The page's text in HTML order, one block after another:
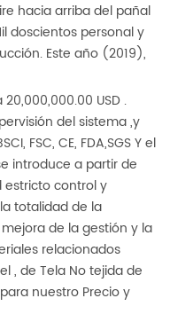
hacia arriba del pañal
doscientos personal y
Este año (2019),
20,000,000.00 USD .
del sistema ,y
FSC, CE, FDA,SGSY el
introduce a partir de
control y
totalidad de la
de la gestión y la
relacionados
, de Tela No tejida de
nuestro Precio y